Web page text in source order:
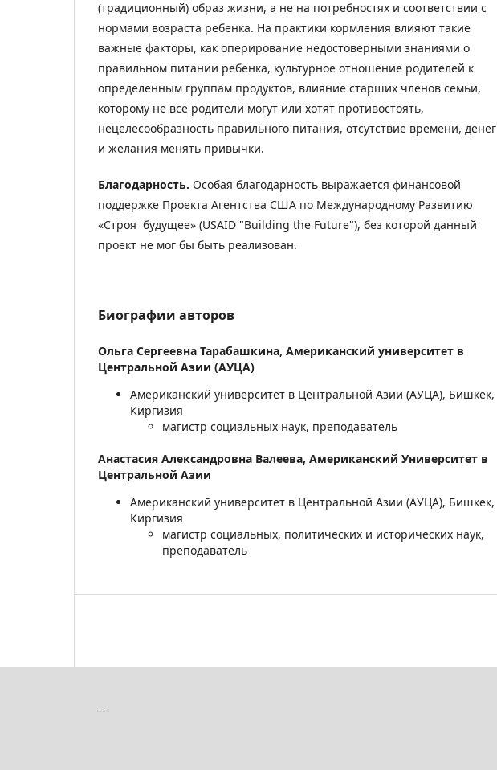
(традиционный) образ жизни, а не на потребностях и соответствии с
нормами возраста ребенка. На практики кормления влияют такие
важные факторы, как оперирование недостоверными знаниями о
правильном питании ребенка, культурное отношение родителей к
определенным группам продуктов, влияние старших членов семьи,
которому не все родители могут или хотят противостоять,
нецелесообразность правильного питания, отсутствие времени, денег
и желания менять привычки.
Благодарность. Особая благодарность выражается финансовой
поддержке Проекта Агентства США по Международному Развитию
«Строя будущее» (USAID "Building the Future"), без которой данный
проект не мог бы быть реализован.
Биографии авторов
Ольга Сергеевна Тарабашкина, Американский университет в
Центральной Азии (АУЦА)
Американский университет в Центральной Азии (АУЦА), Бишкек,
Киргизия
магистр социальных наук, преподаватель
Анастасия Александровна Валеева, Американский Университет в
Центральной Азии
Американский университет в Центральной Азии (АУЦА), Бишкек,
Киргизия
магистр социальных, политических и исторических наук,
преподаватель
--